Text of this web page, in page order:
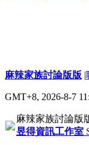
麻辣家族討論版版 |
GMT+8, 2026-8-7
麻辣家族討論版
昱得資訊工作室